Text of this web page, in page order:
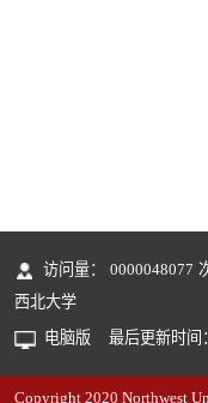
访问量： 0000048077
西北大学
电脑版
最后更新时间：
Copyright 2020 Northwest